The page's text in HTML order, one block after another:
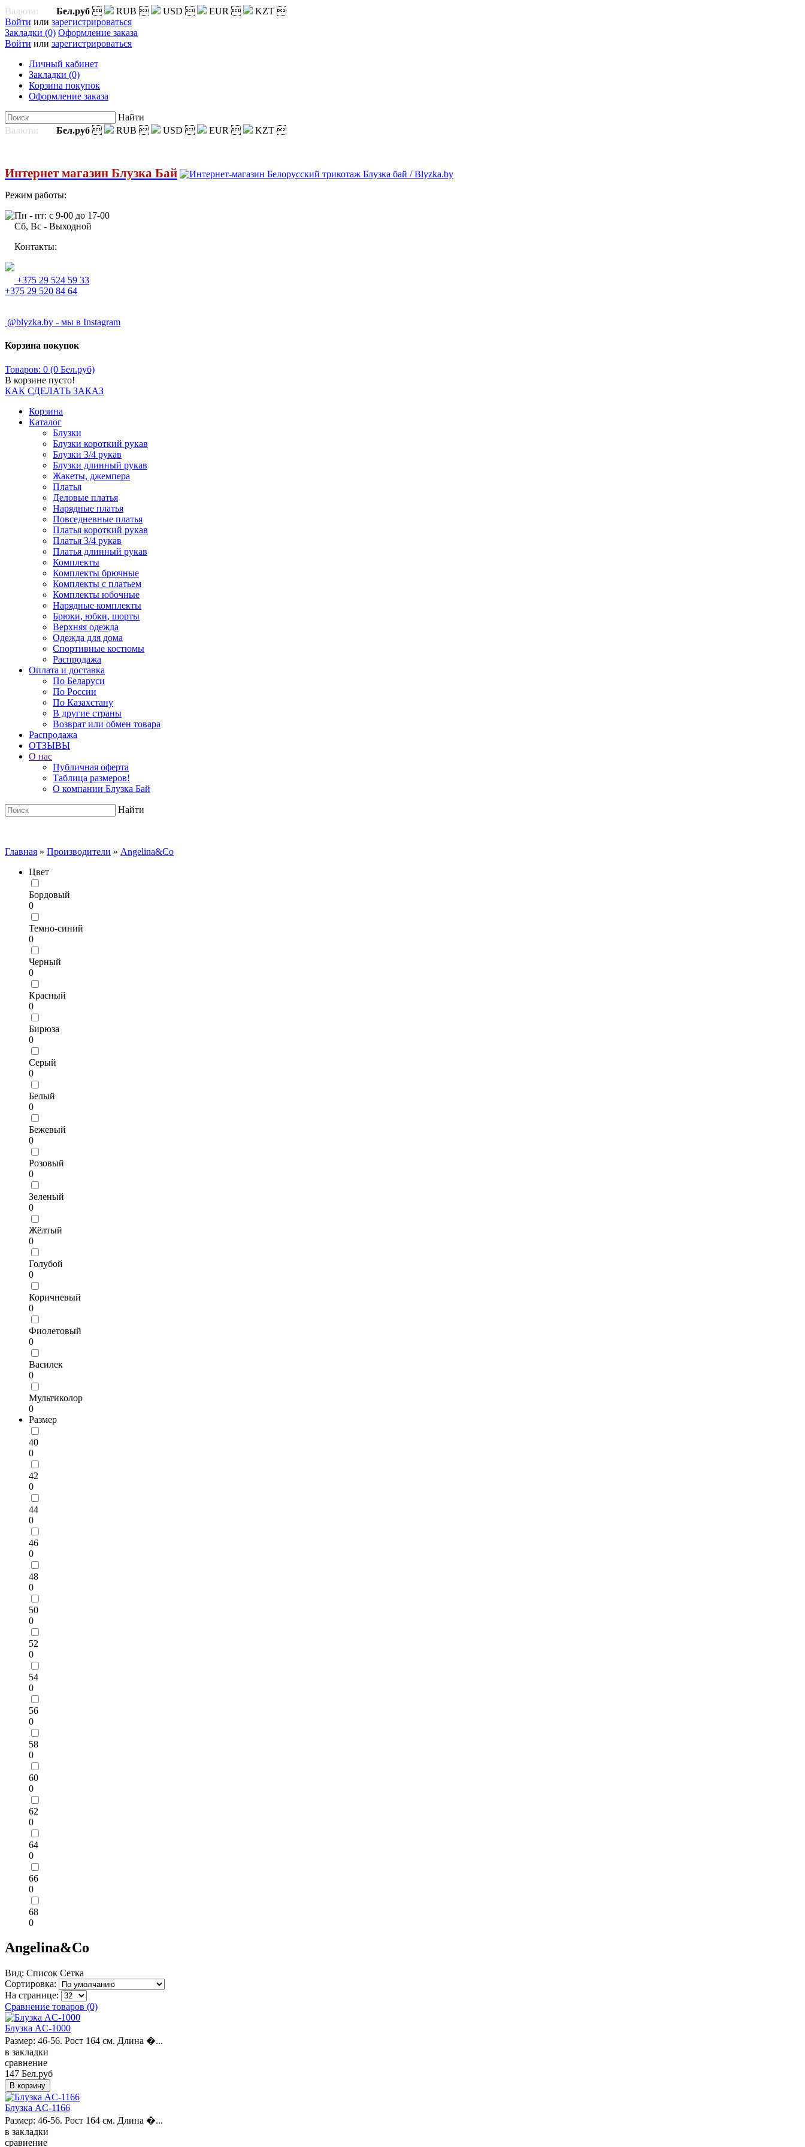
Валюта: Бел.руб  RUB  USD  EUR  KZT 
Войти или зарегистрироваться
Закладки (0) Оформление заказа
Войти или зарегистрироваться
Личный кабинет
Закладки (0)
Корзина покупок
Оформление заказа
Найти
Валюта:
Бел.руб  RUB  USD  EUR  KZT 
Интернет магазин Блузка Бай
Режим работы:
Пн - пт: с 9-00 до 17-00
Сб, Вс - Выходной
Контакты:
+375 29 524 59 33
+375 29 520 84 64
@blyzka.by - мы в Instagram
Корзина покупок
Товаров: 0 (0 Бел.руб)
В корзине пусто!
КАК СДЕЛАТЬ ЗАКАЗ
Корзина
Каталог
Блузки
Блузки короткий рукав
Блузки 3/4 рукав
Блузки длинный рукав
Жакеты, джемпера
Платья
Деловые платья
Нарядные платья
Повседневные платья
Платья короткий рукав
Платья 3/4 рукав
Платья длинный рукав
Комплекты
Комплекты брючные
Комплекты с платьем
Комплекты юбочные
Нарядные комплекты
Брюки, юбки, шорты
Верхняя одежда
Одежда для дома
Спортивные костюмы
Распродажа
Оплата и доставка
По Беларуси
По России
По Казахстану
В другие страны
Возврат или обмен товара
Распродажа
ОТЗЫВЫ
О нас
Публичная оферта
Таблица размеров!
О компании Блузка Бай
Найти
Главная » Производители » Angelina&Co
Цвет
Бордовый
0
Темно-синий
0
Черный
0
Красный
0
Бирюза
0
Серый
0
Белый
0
Бежевый
0
Розовый
0
Зеленый
0
Жёлтый
0
Голубой
0
Коричневый
0
Фиолетовый
0
Василек
0
Мультиколор
0
Размер
40
0
42
0
44
0
46
0
48
0
50
0
52
0
54
0
56
0
58
0
60
0
62
0
64
0
66
0
68
0
Angelina&Co
Вид: Список Сетка
Сортировка:
На странице:
Сравнение товаров (0)
Блузка AC-1000
Размер: 46-56. Рост 164 см. Длина �...
в закладки
сравнение
147 Бел.руб
Блузка AC-1166
Размер: 46-56. Рост 164 см. Длина �...
в закладки
сравнение